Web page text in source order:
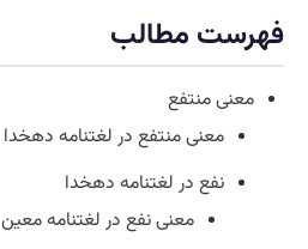
فهرست مطالب
معنی منتفع
معنی منتفع در لغتنامه دهخدا
نفع در لغتنامه دهخدا
معنی نفع در لغتنامه معین